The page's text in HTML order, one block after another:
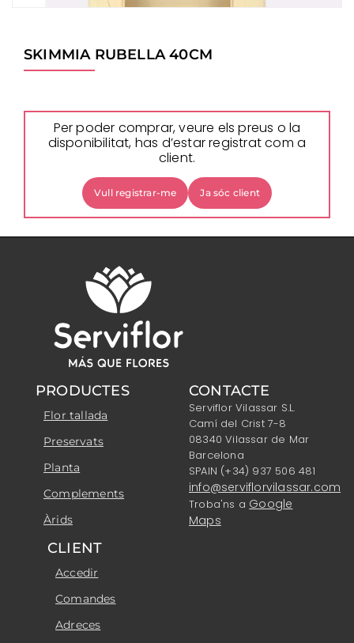
SKIMMIA RUBELLA 40CM
Per poder comprar, veure els preus o la
disponibilitat, has d’estar registrat com a
client.
Vull registrar-me Ja sóc client
PRODUCTES
Flor tallada
Preservats
Planta
Complements
Àrids
CONTACTE
Serviflor Vilassar S.L.
Camí del Crist 7-8
08340 Vilassar de Mar
Barcelona
SPAIN (+34) 937 506 481
info@serviflorvilassar.com
Troba'ns a Google
Maps
CLIENT
Accedir
Comandes
Adreces